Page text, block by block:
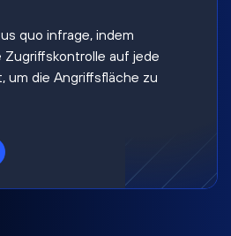
quo infrage, indem
Zugriffskontrolle auf jede
um die Angriffsfläche zu